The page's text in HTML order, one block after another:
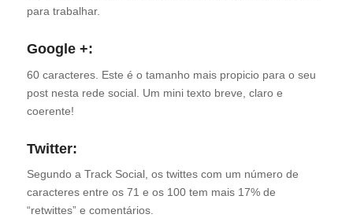
para trabalhar.
Google +:
60 caracteres. Este é o tamanho mais propicio para o seu
post nesta rede social. Um mini texto breve, claro e
coerente!
Twitter:
Segundo a Track Social, os twittes com um número de
caracteres entre os 71 e os 100 tem mais 17% de
“retwittes” e comentários.